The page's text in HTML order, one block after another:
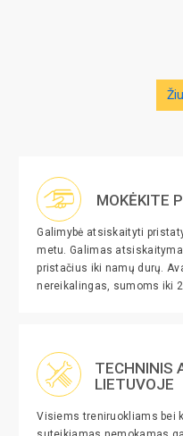
MOKĖKITE
Galimybė atsiskaityti
metu. Galimas
pristačius iki namų durų.
nereikalingas, sumoms iki
TECHNINIS
LIETUVOJE
Visiems treniruokliams bei